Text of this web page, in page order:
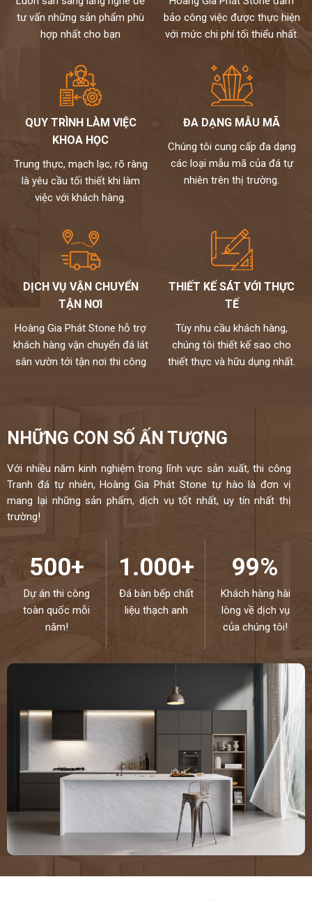
tư vấn những sản phẩm phù
hợp nhất cho bạn
bảo công việc được thực hiện
với mức chi phí tối thiểu nhất.
QUY TRÌNH LÀM VIỆC
KHOA HỌC
Trung thực, mạch lạc, rõ ràng
là yêu cầu tối thiết khi làm
việc với khách hàng.
ĐA DẠNG MẪU MÃ
Chúng tôi cung cấp đa dạng
các loại mẫu mã của đá tự
nhiên trên thị trường.
DỊCH VỤ VẬN CHUYỂN
TẬN NƠI
Hoàng Gia Phát Stone hỗ trợ
khách hàng vận chuyển đá lát
sân vườn tới tận nơi thi công
THIẾT KẾ SÁT VỚI THỰC
TẾ
Tùy nhu cầu khách hàng,
chúng tôi thiết kế sao cho
thiết thực và hữu dụng nhất.
NHỮNG CON SỐ ẤN TƯỢNG
Với nhiều năm kinh nghiệm trong lĩnh vực sản xuất, thi công
Tranh đá tự nhiên, Hoàng Gia Phát Stone tự hào là đơn vị
mang lại những sản phẩm, dịch vụ tốt nhất, uy tín nhất thị
trường!
500+
Dự án thi công
toàn quốc mỗi
năm!
1.000+
Đá bàn bếp chất
liệu thạch anh
99%
Khách hàng hài
lòng về dịch vụ
của chúng tôi!